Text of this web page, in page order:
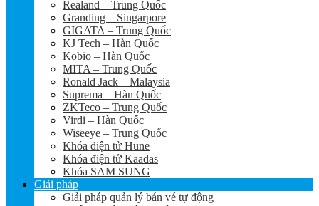
Realand – Trung Quốc
Granding – Singarpore
GIGATA – Trung Quốc
KJ Tech – Hàn Quốc
Kobio – Hàn Quốc
MITA – Trung Quốc
Ronald Jack – Malaysia
Suprema – Hàn Quốc
ZKTeco – Trung Quốc
Virdi – Hàn Quốc
Wiseeye – Trung Quốc
Khóa điện tử Hune
Khóa điện tử Kaadas
Khóa SAM SUNG
Giải pháp
Giải pháp quản lý bán vé tự động